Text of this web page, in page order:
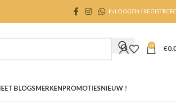
INLOGGEN /
0 €
BLOGSMERKENPROMOTIESNIEUW !